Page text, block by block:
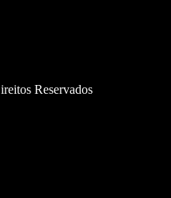
Reservados